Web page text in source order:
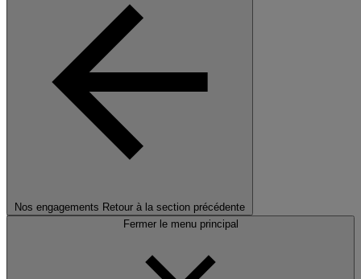
Nos engagements Retour à la section précédente
Fermer le menu principal